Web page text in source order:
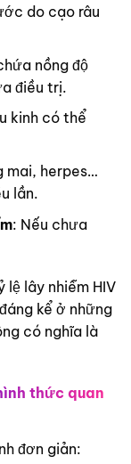
do cạo râu
nồng độ
điều trị.
kinh có thể
mai, herpes…
lần.
: Nếu chưa
lây nhiễm HIV
kể ở những
có nghĩa là
thức quan
đơn giản: